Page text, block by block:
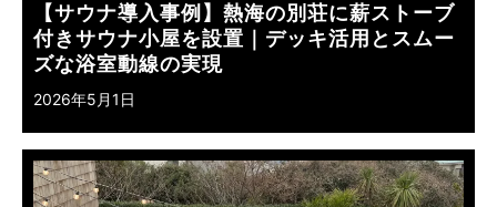
【サウナ導入事例】熱海の別荘に薪ストーブ
付きサウナ小屋を設置｜デッキ活用とスムー
ズな浴室動線の実現
2026年5月1日